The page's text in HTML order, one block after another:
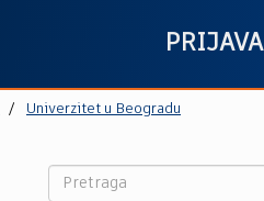
PRIJAVA
Univerzitet u Beogradu